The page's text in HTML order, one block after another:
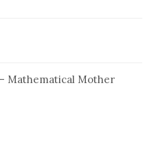
Mathematical Mother